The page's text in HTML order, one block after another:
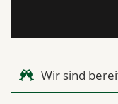
Wir sind